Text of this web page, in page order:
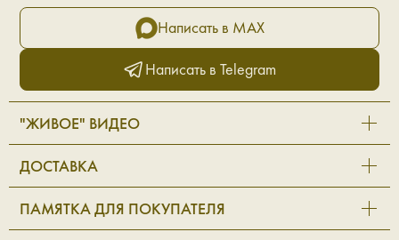
Написать в MAX
Написать в Telegram
"ЖИВОЕ" ВИДЕО
ДОСТАВКА
ПАМЯТКА ДЛЯ ПОКУПАТЕЛЯ